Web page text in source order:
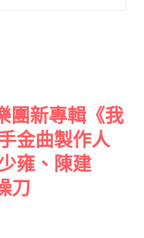
版）〉，以及首播該曲
團新專輯《我
金曲製作人
雍、陳建
刀